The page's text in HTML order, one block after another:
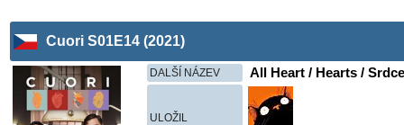
Cuori S01E14 (2021)
DALŠÍ NÁZEV All Heart / Hearts /
ULOŽIL